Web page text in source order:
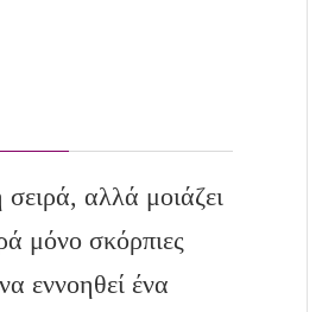
αλλά μοιάζει
μόνο σκόρπιες
εννοηθεί ένα